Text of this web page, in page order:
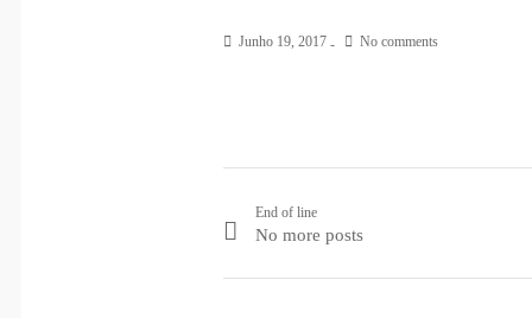
Junho 19, 2017 No comments
End of line
No more posts